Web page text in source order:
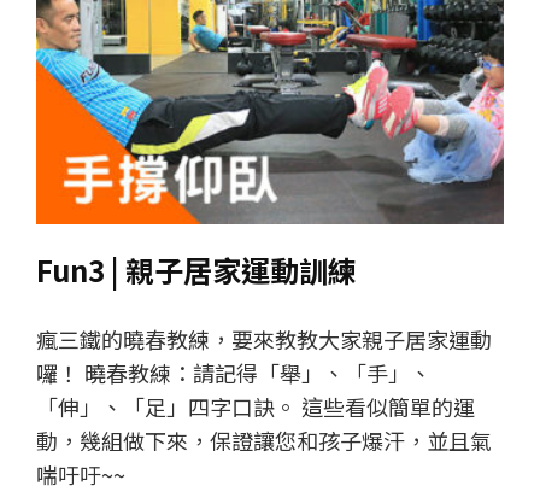
Fun3 | 親子居家運動訓練
瘋三鐵的曉春教練，要來教教大家親子居家運動
囉！ 曉春教練：請記得「舉」、「手」、
「伸」、「足」四字口訣。 這些看似簡單的運
動，幾組做下來，保證讓您和孩子爆汗，並且氣
喘吁吁~~